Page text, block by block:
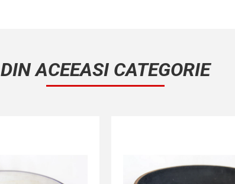
DIN ACEEASI CATEGORIE